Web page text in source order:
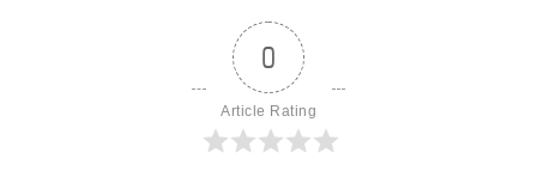
0
Article Rating